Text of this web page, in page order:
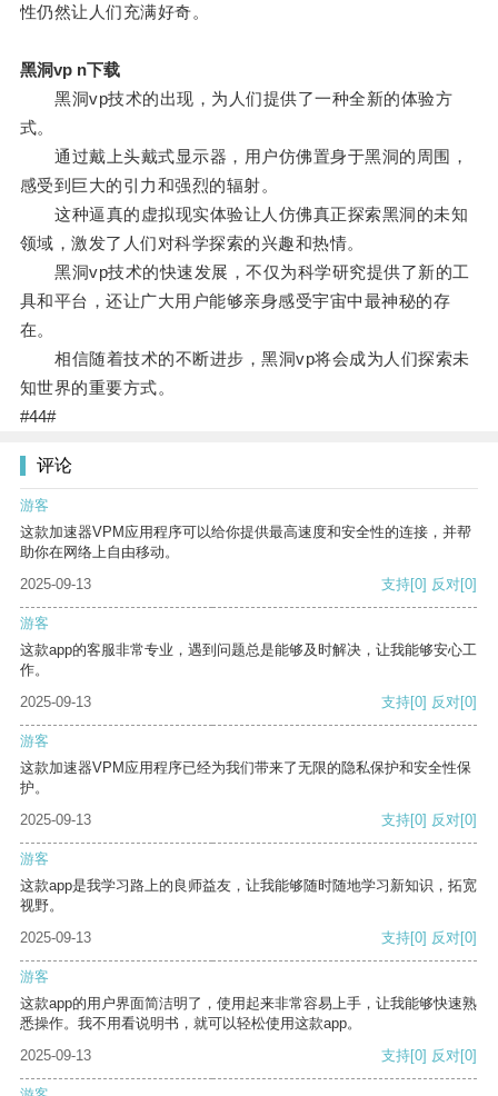
性仍然让人们充满好奇。
黑洞vp n下载
黑洞vp技术的出现，为人们提供了一种全新的体验方
式。
通过戴上头戴式显示器，用户仿佛置身于黑洞的周围，
感受到巨大的引力和强烈的辐射。
这种逼真的虚拟现实体验让人仿佛真正探索黑洞的未知
领域，激发了人们对科学探索的兴趣和热情。
黑洞vp技术的快速发展，不仅为科学研究提供了新的工
具和平台，还让广大用户能够亲身感受宇宙中最神秘的存
在。
相信随着技术的不断进步，黑洞vp将会成为人们探索未
知世界的重要方式。
#44#
评论
游客
这款加速器VPM应用程序可以给你提供最高速度和安全性的连接，并帮
助你在网络上自由移动。
2025-09-13
支持[0] 反对[0]
游客
这款app的客服非常专业，遇到问题总是能够及时解决，让我能够安心工
作。
2025-09-13
支持[0] 反对[0]
游客
这款加速器VPM应用程序已经为我们带来了无限的隐私保护和安全性保
护。
2025-09-13
支持[0] 反对[0]
游客
这款app是我学习路上的良师益友，让我能够随时随地学习新知识，拓宽
视野。
2025-09-13
支持[0] 反对[0]
游客
这款app的用户界面简洁明了，使用起来非常容易上手，让我能够快速熟
悉操作。我不用看说明书，就可以轻松使用这款app。
2025-09-13
支持[0] 反对[0]